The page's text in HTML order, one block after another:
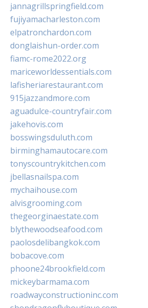
jannagrillspringfield.com
fujiyamacharleston.com
elpatronchardon.com
donglaishun-order.com
fiamc-rome2022.org
mariceworldessentials.com
lafisheriarestaurant.com
915jazzandmore.com
aguadulce-countryfair.com
jakehovis.com
bosswingsduluth.com
birminghamautocare.com
tonyscountrykitchen.com
jbellasnailspa.com
mychaihouse.com
alvisgrooming.com
thegeorginaestate.com
blythewoodseafood.com
paolosdelibangkok.com
bobacove.com
phoone24brookfield.com
mickeybarmama.com
roadwayconstructioninc.com